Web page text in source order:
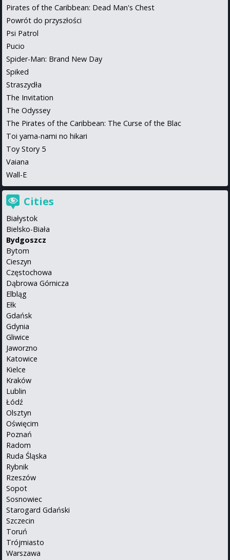
Pirates of the Caribbean: Dead Man's Chest
Powrót do przyszłości
Psi Patrol
Pucio
Spider-Man: Brand New Day
Spiked
Straszydła
The Invitation
The Odyssey
The Pirates of the Caribbean: The Curse of the Blac
Toi yama-nami no hikari
Toy Story 5
Vaiana
Wall-E
Cities
Białystok
Bielsko-Biała
Bydgoszcz
Bytom
Cieszyn
Częstochowa
Dąbrowa Górnicza
Elbląg
Ełk
Gdańsk
Gdynia
Gliwice
Jaworzno
Katowice
Kielce
Kraków
Lublin
Łódź
Olsztyn
Oświęcim
Poznań
Radom
Ruda Śląska
Rybnik
Rzeszów
Sopot
Sosnowiec
Starogard Gdański
Szczecin
Toruń
Trójmiasto
Warszawa